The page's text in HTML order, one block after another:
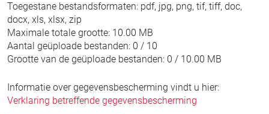
Toegestane bestandsformaten: pdf, jpg, png, tif, tiff, doc,
docx, xls, xlsx, zip
Maximale totale grootte: 10.00 MB
Aantal geüploade bestanden: 0 / 10
Grootte van de geüploade bestanden: 0 / 10.00 MB
Informatie over gegevensbescherming vindt u hier:
Verklaring betreffende gegevensbescherming